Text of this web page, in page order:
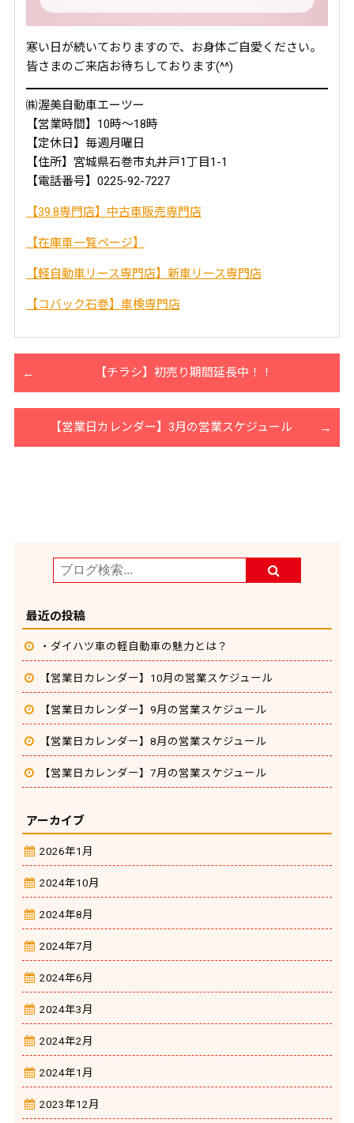
寒い日が続いておりますので、お身体ご自愛ください。
皆さまのご来店お待ちしております(^^)
㈱渥美自動車エーツー
【営業時間】10時～18時
【定休日】毎週月曜日
【住所】宮城県石巻市丸井戸1丁目1-1
【電話番号】0225-92-7227
【39.8専門店】中古車販売専門店
【在庫車一覧ページ】
【軽自動車リース専門店】新車リース専門店
【コバック石巻】車検専門店
【チラシ】初売り期間延長中！！
【営業日カレンダー】3月の営業スケジュール
最近の投稿
・ダイハツ車の軽自動車の魅力とは？
【営業日カレンダー】10月の営業スケジュール
【営業日カレンダー】9月の営業スケジュール
【営業日カレンダー】8月の営業スケジュール
【営業日カレンダー】7月の営業スケジュール
アーカイブ
2026年1月
2024年10月
2024年8月
2024年7月
2024年6月
2024年3月
2024年2月
2024年1月
2023年12月